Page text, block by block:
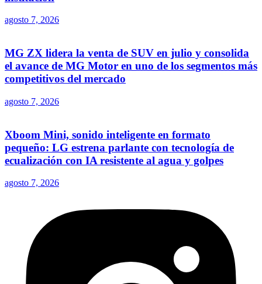
agosto 7, 2026
MG ZX lidera la venta de SUV en julio y consolida
el avance de MG Motor en uno de los segmentos más
competitivos del mercado
agosto 7, 2026
Xboom Mini, sonido inteligente en formato
pequeño: LG estrena parlante con tecnología de
ecualización con IA resistente al agua y golpes
agosto 7, 2026